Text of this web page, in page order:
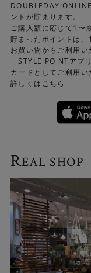
DOUBLEDAY
ントが貯まります。
ご購入額に応じて1〜
貯まったポイントは
お買い物からご利用い
「STYLE POiNTアプ
カードとしてご利用い
詳しくは こちら
REAL SHOP-